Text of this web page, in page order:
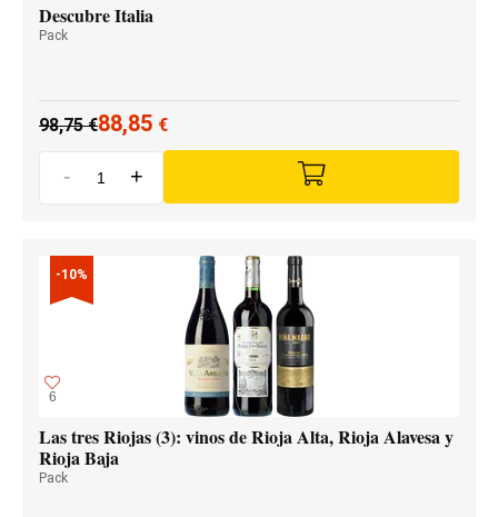
Descubre Italia
Pack
98,75€88,85 €
- +
-10%
6
Las tres Riojas (3): vinos de Rioja Alta, Rioja Alavesa y
Rioja Baja
Pack